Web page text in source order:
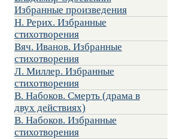
Избранные произведения
Н. Рерих. Избранные
стихотворения
Вяч. Иванов. Избранные
стихотворения
Л. Миллер. Избранные
стихотворения
В. Набоков. Смерть (драма в
двух действиях)
В. Набоков. Избранные
стихотворения